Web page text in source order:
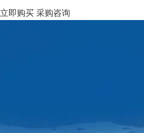
立即购买 采购咨询